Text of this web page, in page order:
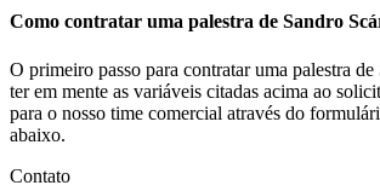
Como contratar uma palestra de Sandro
O primeiro passo para contratar uma palestra de
ter em mente as variáveis citadas acima ao
para o nosso time comercial através do
abaixo.
Contato